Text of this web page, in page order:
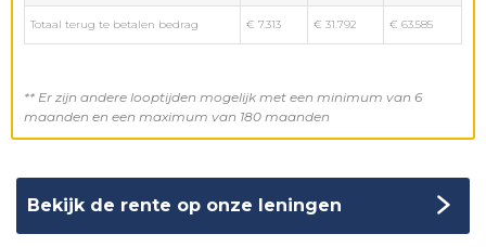
Totaal terug te betalen bedrag € 7.313 € 31.792 € 63.585
** Er zijn andere looptijden mogelijk met een minimum van 6
maanden en een maximum van 180 maanden
Bekijk de rente op onze leningen